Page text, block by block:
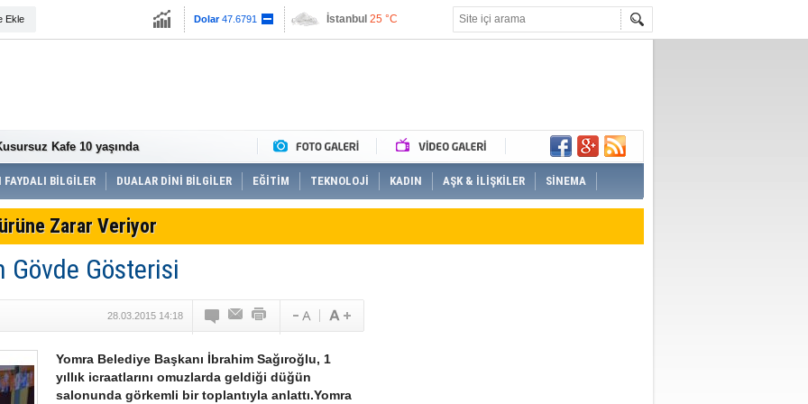
Ekle Dolar47.6791 İstanbul 25 °C
incelemelerde bulundu
yaygınlaşıyor
hasat tarihleri belirlendi
öncesi son hazırlıklar
çarptı o anlar güvenlik kamerasına
Çayı’nda kürek çektiler
risk taşıyor”
3 yaralı
men edildi
işlem yapıldı 5’i tutuklandı
FAYDALI BİLGİLER DUALAR DİNİ BİLGİLER EĞİTİM TEKNOLOJİ KADIN AŞK & İLİŞKİLER SİNEMA
Zarar Veriyor
Gövde Gösterisi
28.03.2015 14:18
Yomra Belediye Başkanı İbrahim Sağıroğlu, 1
yıllık icraatlarını omuzlarda geldiği düğün
salonunda görkemli bir toplantıyla anlattı.Yomra